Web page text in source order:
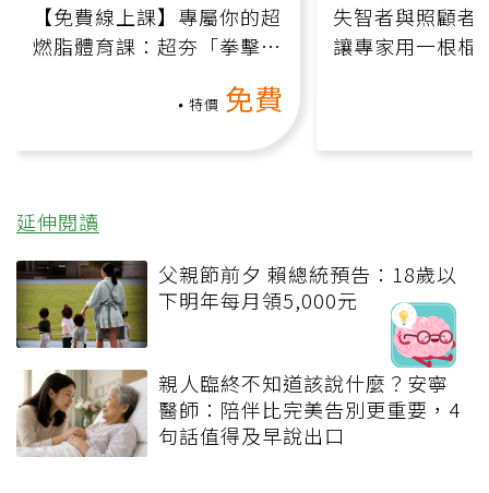
【免費線上課】專屬你的超
燃脂體育課：超夯「拳擊有
特價 免費
失智者與照顧者
讓專家用一根棍
延伸閱讀
父親節前夕 賴總統預告：18歲以
下明年每月領5,000元
親人臨終不知道該說什麼？安寧
醫師：陪伴比完美告別更重要，4
句話值得及早說出口